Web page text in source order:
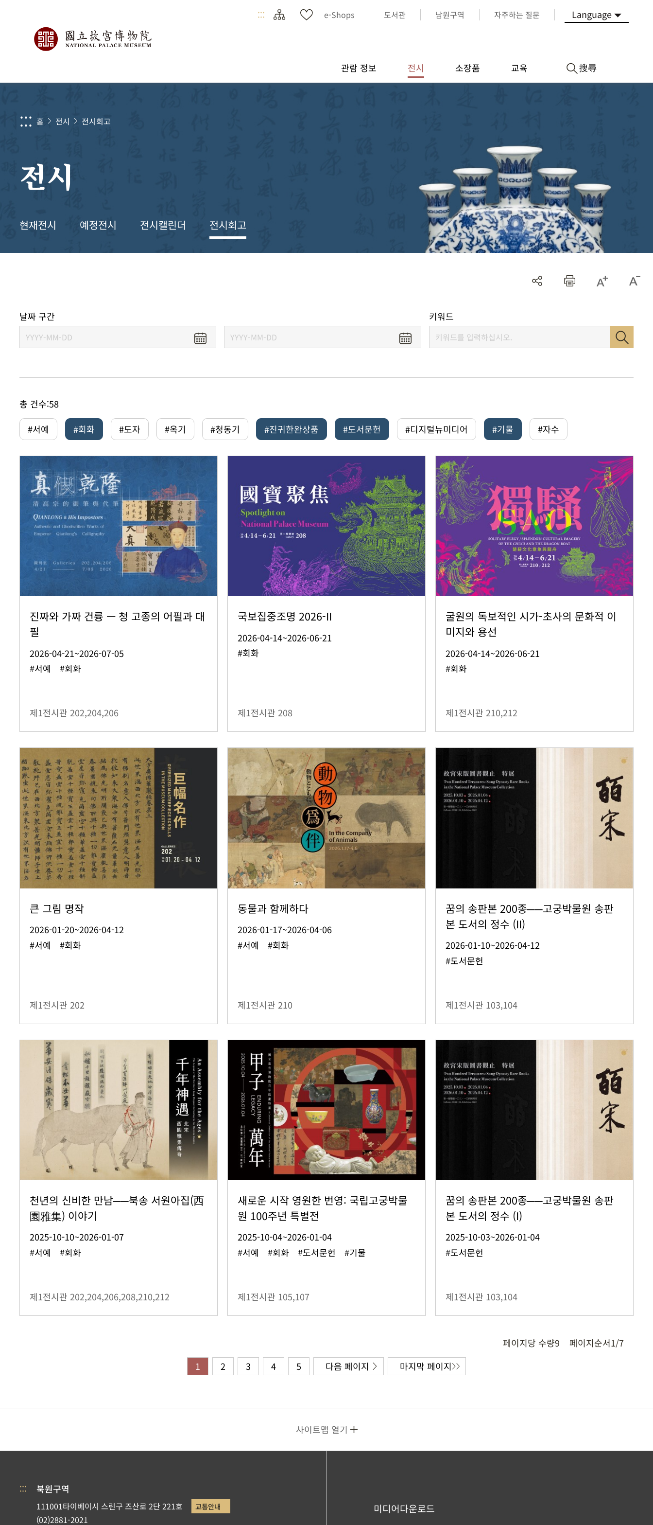
::: e-Shops 도서관 남원구역 자주하는 질문 Language
관람 정보 전시 소장품 교육 搜尋
::: 홈 전시 전시회고
전시
현재전시 예정전시 전시캘린더 전시회고
날짜 구간 키워드
총 건수:58
#서예
#회화 #도자 #옥기 #청동기 #진귀한완상품 #도서문헌 #디지털뉴미디어 #기물 #자수
진짜와 가짜 건륭 — 청 고종의 어필과 대
필
2026-04-21~2026-07-05
#서예 #회화
제1전시관 202,204,206
국보집중조명 2026-II
2026-04-14~2026-06-21
#회화
제1전시관 208
굴원의 독보적인 시가-초사의 문화적 이
미지와 용선
2026-04-14~2026-06-21
#회화
제1전시관 210,212
큰 그림 명작
2026-01-20~2026-04-12
#서예 #회화
제1전시관 202
동물과 함께하다
2026-01-17~2026-04-06
#서예 #회화
제1전시관 210
꿈의 송판본 200종──고궁박물원 송판
본 도서의 정수 (II)
2026-01-10~2026-04-12
#도서문헌
제1전시관 103,104
천년의 신비한 만남──북송 서원아집(西
園雅集) 이야기
2025-10-10~2026-01-07
#서예 #회화
제1전시관 202,204,206,208,210,212
새로운 시작 영원한 번영: 국립고궁박물
원 100주년 특별전
2025-10-04~2026-01-04
#서예 #회화 #도서문헌 #기물
제1전시관 105,107
꿈의 송판본 200종──고궁박물원 송판
본 도서의 정수 (I)
2025-10-03~2026-01-04
#도서문헌
제1전시관 103,104
페이지당 수량9 페이지순서1/7
1
2 3 4 5 다음 페이지 마지막 페이지
사이트맵 열기
::: 북원구역
111001타이베이시 스린구 즈산로 2단 221호 교통안내
(02)2881-2021
미디어다운로드